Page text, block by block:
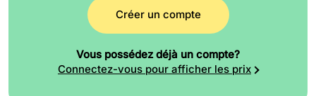
Créer un compte
Vous possédez déjà un compte?
Connectez-vous pour afficher les prix